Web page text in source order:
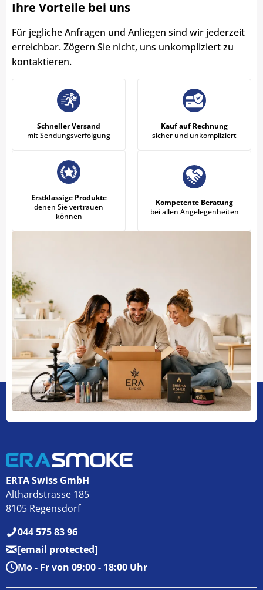
Ihre Vorteile bei uns
Für jegliche Anfragen und Anliegen sind wir jederzeit
erreichbar. Zögern Sie nicht, uns unkompliziert zu
kontaktieren.
Schneller Versand
mit Sendungsverfolgung
Kauf auf Rechnung
sicher und unkompliziert
Erstklassige Produkte
denen Sie vertrauen
können
Kompetente Beratung
bei allen Angelegenheiten
ERTA Swiss GmbH
Althardstrasse 185
8105 Regensdorf
044 575 83 96
[email protected]
Mo - Fr von 09:00 - 18:00 Uhr